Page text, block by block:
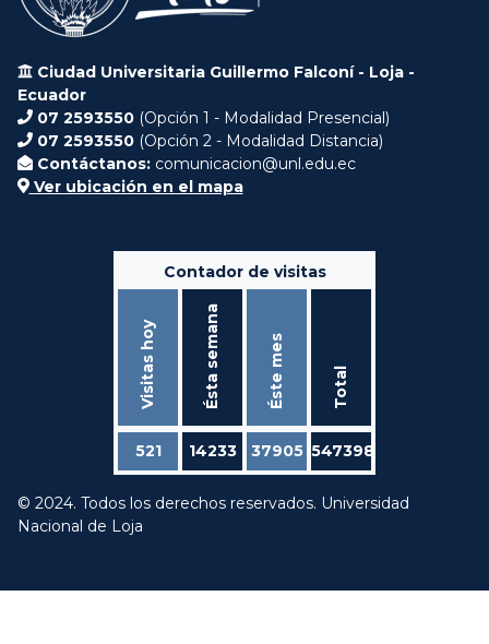
Ciudad Universitaria Guillermo Falconí - Loja -
Ecuador
07 2593550 (Opción 1 - Modalidad Presencial)
07 2593550 (Opción 2 - Modalidad Distancia)
Contáctanos: comunicacion@unl.edu.ec
Ver ubicación en el mapa
Contador de visitas
Visitas hoy Ésta semana Éste mes Total
521 14233 37905 547398
© 2024. Todos los derechos reservados. Universidad
Nacional de Loja